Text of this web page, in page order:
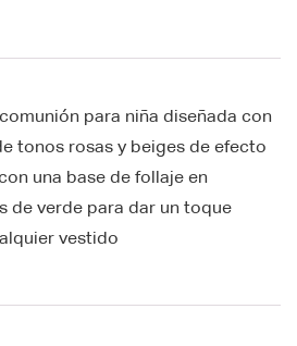
para niña diseñada con
tonos rosas y beiges de efecto
una base de follaje en
de verde para dar un toque
vestido